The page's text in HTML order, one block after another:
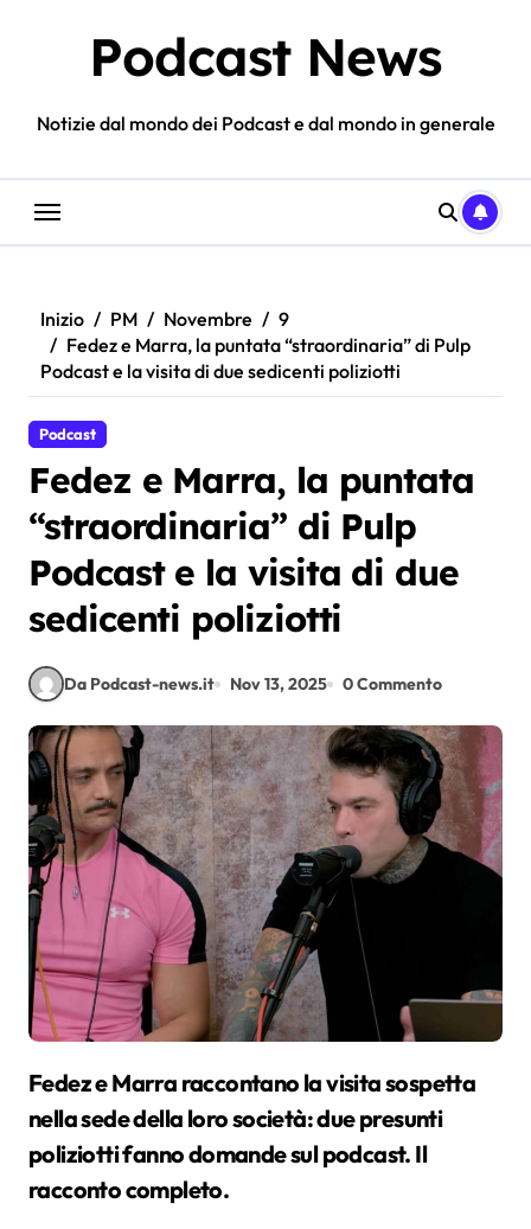
Podcast News
Notizie dal mondo dei Podcast e dal mondo in generale
Inizio PM Novembre
9
Fedez e Marra, la puntata “straordinaria” di Pulp
Podcast e la visita di due sedicenti poliziotti
Podcast
Fedez e Marra, la puntata
“straordinaria” di Pulp
Podcast e la visita di due
sedicenti poliziotti
Da Podcast-news.it Nov 13, 2025 0 Commento
Fedez e Marra raccontano la visita sospetta
nella sede della loro società: due presunti
poliziotti fanno domande sul podcast. Il
racconto completo.